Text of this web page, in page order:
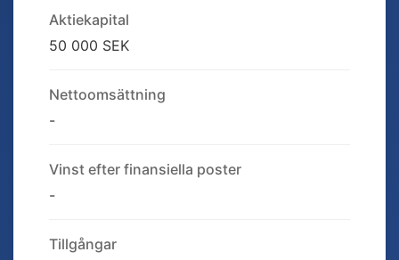
Aktiekapital
50 000 SEK
Nettoomsättning
-
Vinst efter finansiella poster
-
Tillgångar